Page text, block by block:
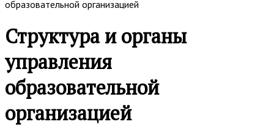
образовательной организацией
Структура и органы
управления
образовательной
организацией